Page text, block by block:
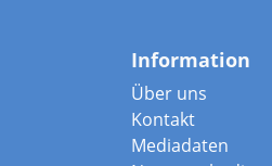
Information
Über uns
Kontakt
Mediadaten